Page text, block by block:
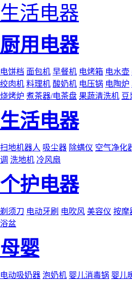
生活电器
厨用电器
电饼档 面包机 早餐机 电烤箱 电水壶
绞肉机 料理机 酸奶机 电压锅 电陶炉
烧烤炉 煮茶器/电茶盘 果蔬清洗机 豆
生活电器
扫地机器人 吸尘器 除螨仪 空气净化
调 洗地机 冷风扇
个护电器
剃须刀 电动牙刷 电吹风 美容仪 按摩
浴盆
母婴
电动吸奶器 泡奶机 婴儿消毒锅 婴儿